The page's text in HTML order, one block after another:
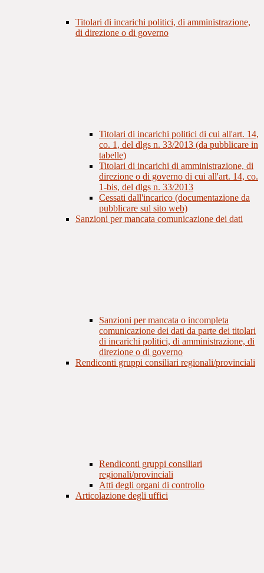
Titolari di incarichi politici, di amministrazione,
di direzione o di governo
Titolari di incarichi politici di cui all'art. 14,
co. 1, del dlgs n. 33/2013 (da pubblicare in
tabelle)
Titolari di incarichi di amministrazione, di
direzione o di governo di cui all'art. 14, co.
1-bis, del dlgs n. 33/2013
Cessati dall'incarico (documentazione da
pubblicare sul sito web)
Sanzioni per mancata comunicazione dei dati
Sanzioni per mancata o incompleta
comunicazione dei dati da parte dei titolari
di incarichi politici, di amministrazione, di
direzione o di governo
Rendiconti gruppi consiliari regionali/provinciali
Rendiconti gruppi consiliari
regionali/provinciali
Atti degli organi di controllo
Articolazione degli uffici